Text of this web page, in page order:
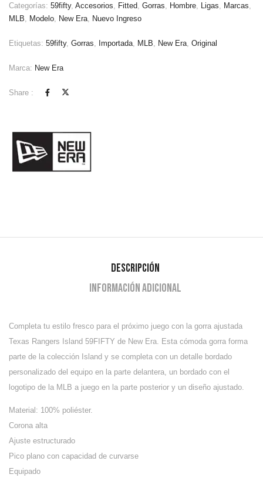
Categorías: 59fifty, Accesorios Fitted Gorras Hombre Ligas Marcas
MLB
Modelo New Era Nuevo Ingreso
Etiquetas: 59fifty, Gorras Importada MLB New Era Original
Marca: New Era
Share :
Descripción
Información adicional
Completa tu estilo fresco para el próximo juego con la gorra ajustada
Texas Rangers Island 59FIFTY de New Era. Esta cómoda gorra forma
parte de la colección Island y se completa con un detalle bordado
personalizado del equipo en la parte delantera, un bordado con el
logotipo de la MLB a juego en la parte posterior y un diseño ajustado.
Material: 100% poliéster.
Corona alta
Ajuste estructurado
Pico plano con capacidad de curvarse
Equipado